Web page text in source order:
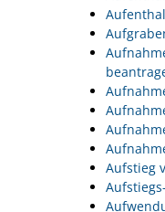
Aufstieg